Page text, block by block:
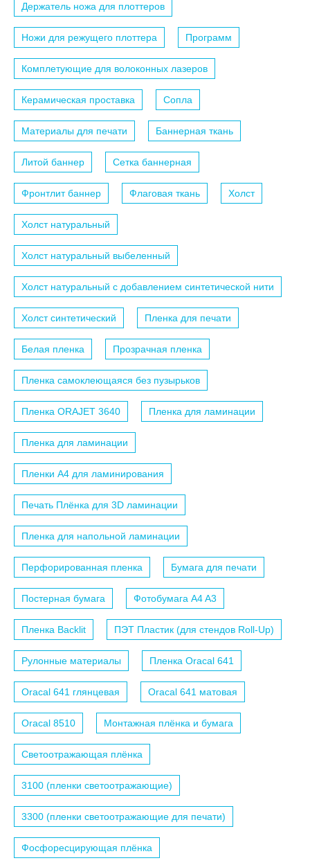
Держатель ножа для плоттеров
Ножи для режущего плоттера Программ
Комплетующие для волоконных лазеров
Керамическая проставка Сопла
Материалы для печати Баннерная ткань
Литой баннер Сетка баннерная
Фронтлит баннер Флаговая ткань Холст
Холст натуральный
Холст натуральный выбеленный
Холст натуральный с добавлением синтетической нити
Холст синтетический Пленка для печати
Белая пленка Прозрачная пленка
Пленка самоклеющаяся без пузырьков
Пленка ORAJET 3640 Пленка для ламинации
Пленка для ламинации
Пленки A4 для ламинирования
Печать Плёнка для 3D ламинации
Пленка для напольной ламинации
Перфорированная пленка Бумага для печати
Постерная бумага Фотобумага A4 A3
Пленка Backlit ПЭТ Пластик (для стендов Roll-Up)
Рулонные материалы Пленка Oracal 641
Oracal 641 глянцевая Oracal 641 матовая
Oracal 8510 Монтажная плёнка и бумага
Светоотражающая плёнка
3100 (пленки светоотражающие)
3300 (пленки светоотражающие для печати)
Фосфоресцирующая плёнка